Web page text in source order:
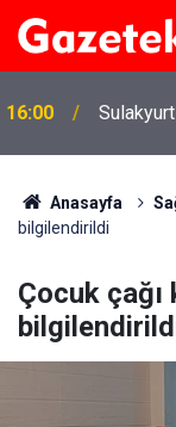
16:00 Sulakyurt
Anasayfa
bilgilendirildi
Çocuk çağı